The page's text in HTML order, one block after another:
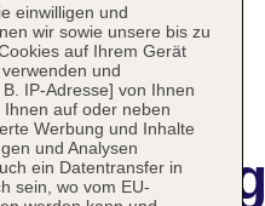
einwilligen und
wir sowie unsere bis zu
auf Ihrem Gerät
und
IP-Adresse] von Ihnen
auf oder neben
Werbung und Inhalte
und Analysen
ein Datentransfer in
sein, wo vom EU-